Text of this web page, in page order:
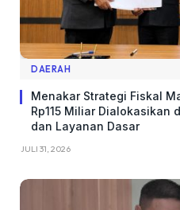
DAERAH
Menakar Strategi Fiskal
Rp115 Miliar Dialokasikan
dan Layanan Dasar
JULI 31, 2026